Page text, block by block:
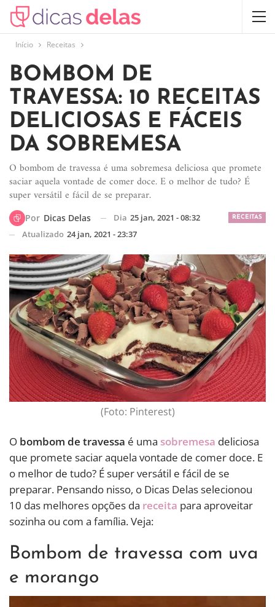
Início Receitas
BOMBOM DE
TRAVESSA: 10 RECEITAS
DELICIOSAS E FÁCEIS
DA SOBREMESA
O bombom de travessa é uma sobremesa deliciosa que promete
saciar aquela vontade de comer doce. E o melhor de tudo? É
super versátil e fácil de se preparar.
RECEITAS
Por Dicas Delas Dia 25 jan, 2021 - 08:32
Atualizado 24 jan, 2021 - 23:37
(Foto: Pinterest)
O bombom de travessa é uma sobremesa deliciosa
que promete saciar aquela vontade de comer doce. E
o melhor de tudo? É super versátil e fácil de se
preparar. Pensando nisso, o Dicas Delas selecionou
10 das melhores opções da receita para aproveitar
sozinha ou com a família. Veja:
Bombom de travessa com uva
e morango